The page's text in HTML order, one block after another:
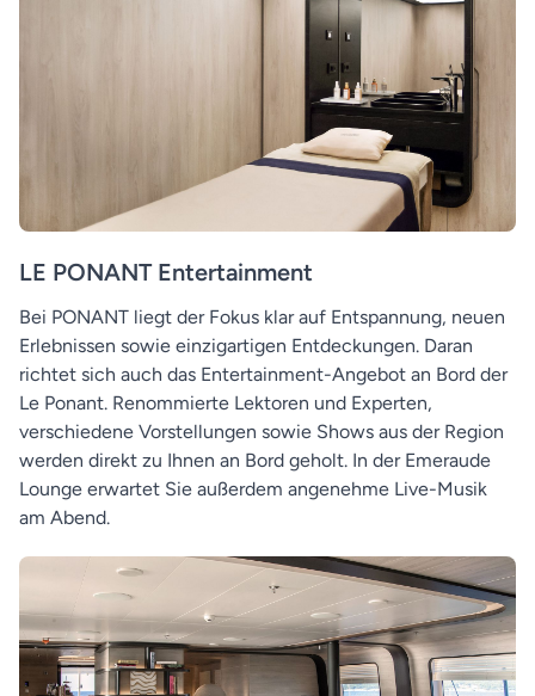
LE PONANT Entertainment
Bei PONANT liegt der Fokus klar auf Entspannung, neuen
Erlebnissen sowie einzigartigen Entdeckungen. Daran
richtet sich auch das Entertainment-Angebot an Bord der
Le Ponant. Renommierte Lektoren und Experten,
verschiedene Vorstellungen sowie Shows aus der Region
werden direkt zu Ihnen an Bord geholt. In der Emeraude
Lounge erwartet Sie außerdem angenehme Live-Musik
am Abend.